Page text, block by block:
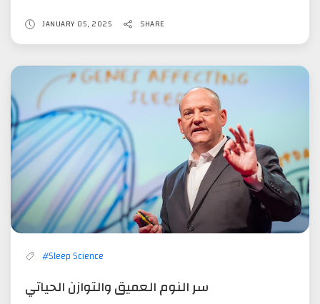
of
Cleaning
Your
Brain
for
a
Healthier
Tomorrow
JANUARY 05, 2025 SHARE
#Sleep Science
سر النوم العميق والتوازن الحياتي